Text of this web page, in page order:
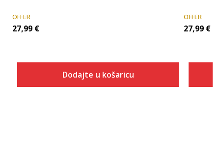
OFFER
27,99 €
Dodajte u košaricu
OFFER
27,99 €